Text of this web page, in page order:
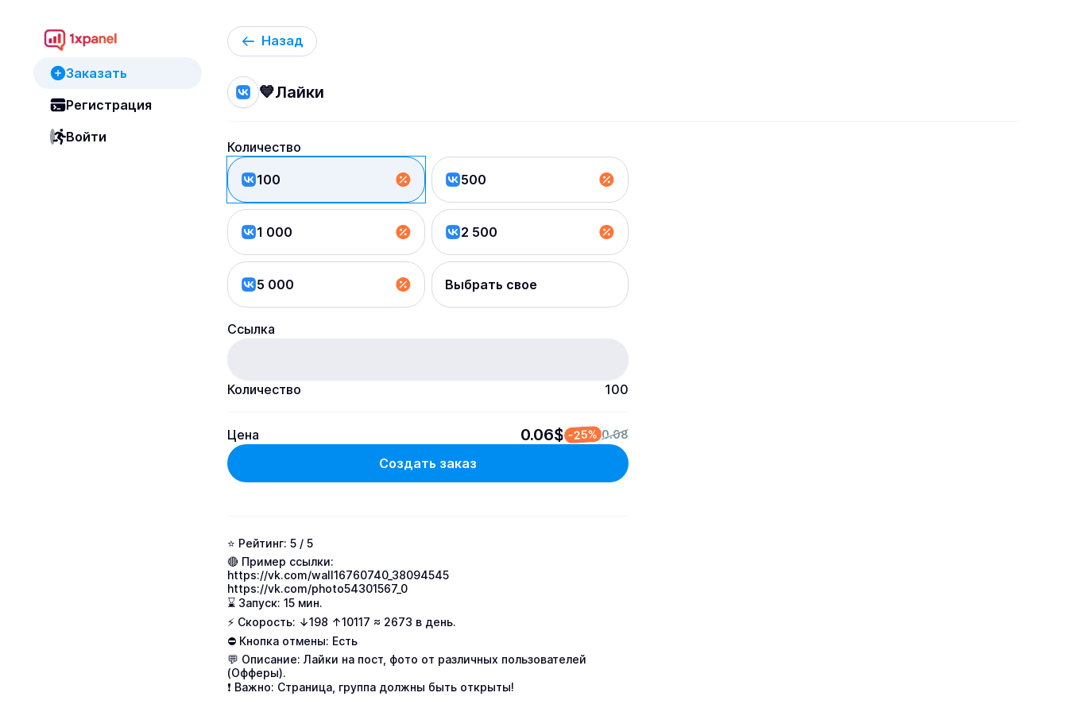
Заказать
Регистрация
Войти
Назад
💙Лайки
Количество
100 500
1 000 2 500
5 000 Выбрать свое
Ссылка
Количество 100
Цена 0.06$ -25% 0.08
Создать заказ
⭐️ Рейтинг: 5 / 5
https://vk.com/wall16760740_38094545
https://vk.com/photo54301567_0
⌛ Запуск: 15 мин.
⚡ Скорость: ↓198 ↑10117 ≈ 2673 в день.
⛔ Кнопка отмены: Есть
💬 Описание: Лайки на пост, фото от различных пользователей
(Офферы).
❗ Важно: Страница, группа должны быть открыты!